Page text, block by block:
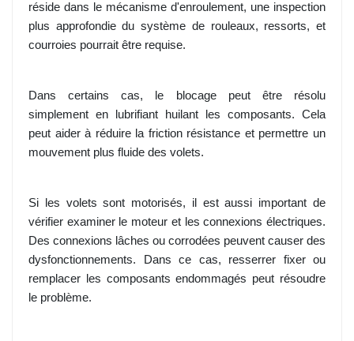
réside dans le mécanisme d'enroulement, une inspection
plus approfondie du système de rouleaux, ressorts, et
courroies pourrait être requise.
Dans certains cas, le blocage peut être résolu
simplement en lubrifiant huilant les composants. Cela
peut aider à réduire la friction résistance et permettre un
mouvement plus fluide des volets.
Si les volets sont motorisés, il est aussi important de
vérifier examiner le moteur et les connexions électriques.
Des connexions lâches ou corrodées peuvent causer des
dysfonctionnements. Dans ce cas, resserrer fixer ou
remplacer les composants endommagés peut résoudre
le problème.